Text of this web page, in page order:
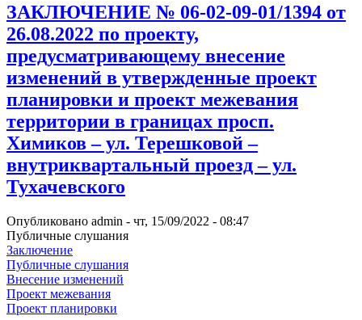
ЗАКЛЮЧЕНИЕ № 06-02-09-01/1394 от
26.08.2022 по проекту,
предусматривающему внесение
изменений в утвержденные проект
планировки и проект межевания
территории в границах просп.
Химиков – ул. Терешковой –
внутриквартальный проезд – ул.
Тухачевского
Опубликовано admin - чт, 15/09/2022 - 08:47
Публичные слушания
Заключение
Публичные слушания
Внесение изменений
Проект межевания
Проект планировки